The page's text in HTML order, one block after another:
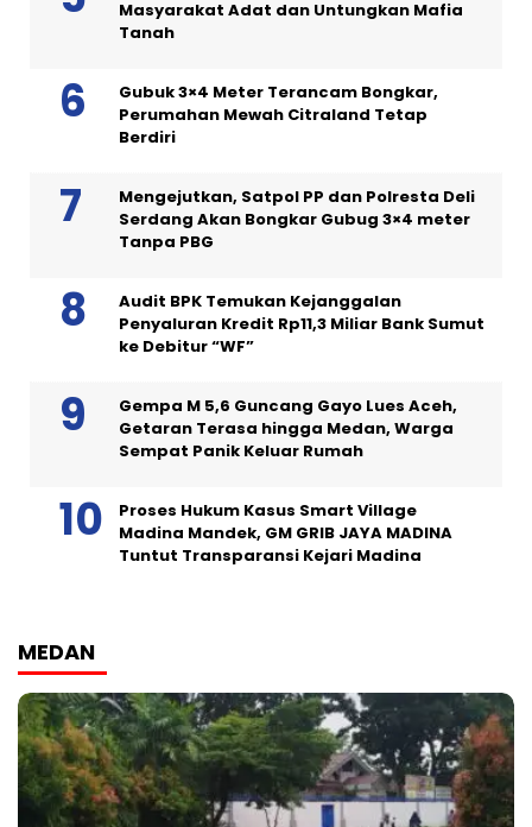
Masyarakat Adat dan Untungkan Mafia
Tanah
Gubuk 3×4 Meter Terancam Bongkar,
Perumahan Mewah Citraland Tetap
Berdiri
Mengejutkan, Satpol PP dan Polresta Deli
Serdang Akan Bongkar Gubug 3×4 meter
Tanpa PBG
Audit BPK Temukan Kejanggalan
Penyaluran Kredit Rp11,3 Miliar Bank Sumut
ke Debitur “WF”
Gempa M 5,6 Guncang Gayo Lues Aceh,
Getaran Terasa hingga Medan, Warga
Sempat Panik Keluar Rumah
Proses Hukum Kasus Smart Village
Madina Mandek, GM GRIB JAYA MADINA
Tuntut Transparansi Kejari Madina
MEDAN